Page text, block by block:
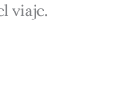
viaje.